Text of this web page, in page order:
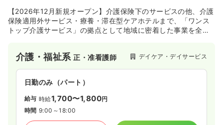
【2026年12月新規オープン】介護保険下のサービスの他、介護
保険適用外サービス・療養・滞在型ケアホテルまで、「ワンス
トップ介護サービス」の拠点として地域に密着した事業を全国
介護・福祉系正・准看護師 デイケア・デイサービス
日勤のみ（パート）
給与 時給1,700〜1,800円
時間 9:00～18:00